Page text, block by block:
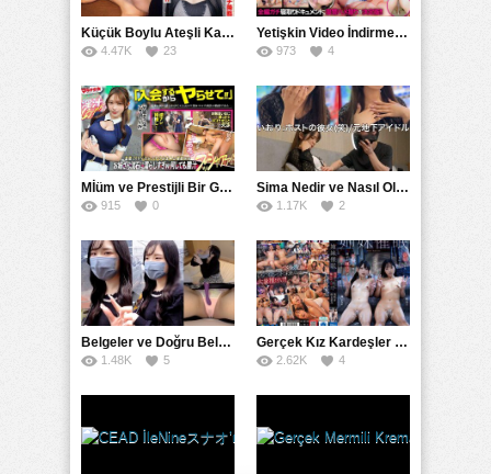
Küçük Boylu Ateşli Karakter: Nandinin Hassas Uçuklu Memeleri ve Sahneleri
4.47K 23
Yetişkin Video İndirme Siteleri Grubu: Şefkatli Patron ve Sekreterin Aşk Hikayesi: Prestijli Bir Son
973 4
Mİüm ve Prestijli Bir Gecenin Sırları: Gizemli Bir Kadın ve Mükemmel Bir Macera
915 0
Sima Nedir ve Nasıl Oluşur
1.17K 2
Belgeler ve Doğru Belgelendirmede DOCS’in Önemi
1.48K 5
Gerçek Kız Kardeşler hipnoz ve zihin kontrolü altında liebe阴茎 için yalvaran kızlar: Mısakı Nemıne Mına Hınano
2.62K 4